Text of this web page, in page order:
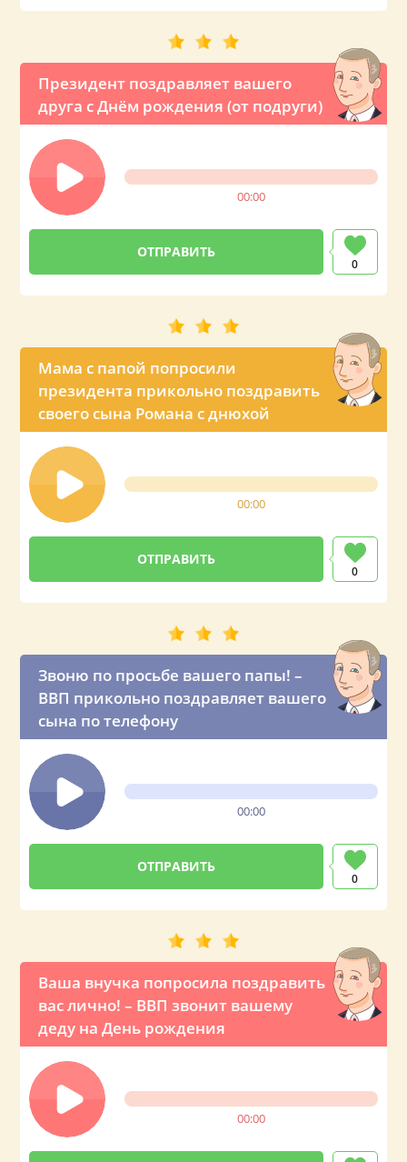
Президент поздравляет вашего
друга с Днём рождения (от подруги)
00:00
0
Мама с папой попросили
президента прикольно поздравить
своего сына Романа с днюхой
00:00
0
Звоню по просьбе вашего папы! –
ВВП прикольно поздравляет вашего
сына по телефону
00:00
0
Ваша внучка попросила поздравить
вас лично! – ВВП звонит вашему
деду на День рождения
00:00